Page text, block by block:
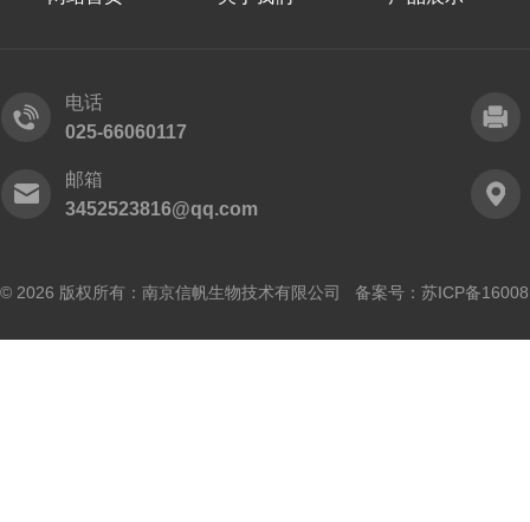
电话
025-66060117
邮箱
3452523816@qq.com
© 2026 版权所有：南京信帆生物技术有限公司 备案号： 苏ICP备